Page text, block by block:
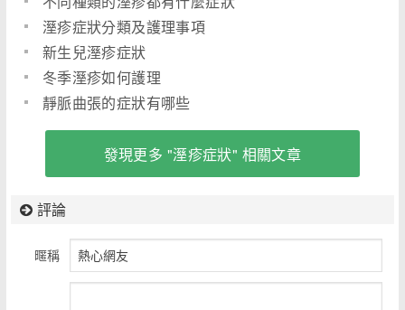
溼疹症狀分類及護理事項
新生兒溼疹症狀
冬季溼疹如何護理
靜脈曲張的症狀有哪些
發現更多 "溼疹症狀" 相關文章
評論
暱稱